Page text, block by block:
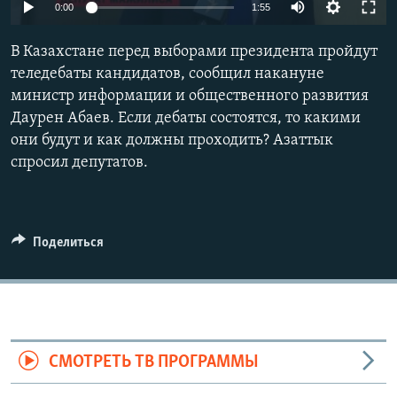
0:00 1:55
В Казахстане перед выборами президента пройдут
теледебаты кандидатов, сообщил накануне
министр информации и общественного развития
Даурен Абаев. Если дебаты состоятся, то какими
они будут и как должны проходить? Азаттык
спросил депутатов.
Поделиться
СМОТРЕТЬ ТВ ПРОГРАММЫ